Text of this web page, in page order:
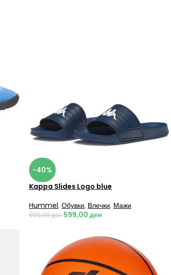
-40%
Kappa Slides Logo blue
Hummel, Обувки, Влечки, Мажи
999,00ден 599,00 ден